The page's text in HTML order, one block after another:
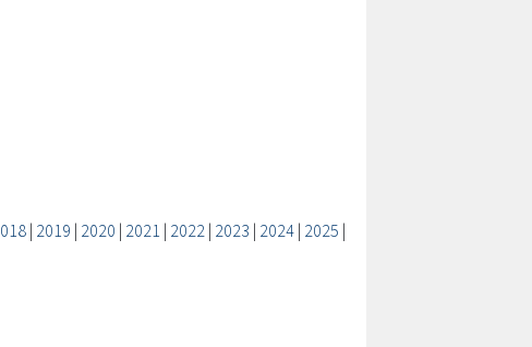
| 2019 | 2020 | 2021 | 2022| 2023 | 2024| 2025 |